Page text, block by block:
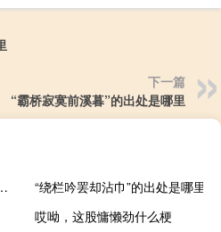
下一篇
“霸桥寂寞前溪暮”的出处是哪里
线已经支持5G
“绕栏吟罢却沾巾”的出处是哪里
哎呦，这股慵懒劲什么梗